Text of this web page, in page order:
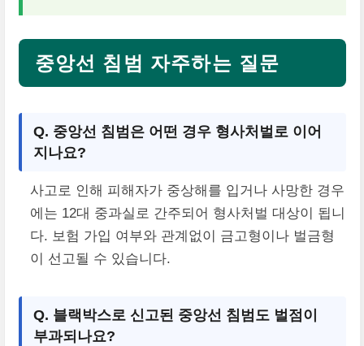
중앙선 침범 자주하는 질문
Q. 중앙선 침범은 어떤 경우 형사처벌로 이어
지나요?
사고로 인해 피해자가 중상해를 입거나 사망한 경우
에는 12대 중과실로 간주되어 형사처벌 대상이 됩니
다. 보험 가입 여부와 관계없이 금고형이나 벌금형
이 선고될 수 있습니다.
Q. 블랙박스로 신고된 중앙선 침범도 벌점이
부과되나요?